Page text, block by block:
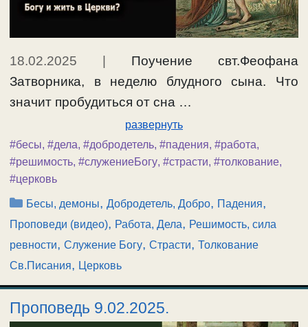
18.02.2025 | Поучение свт.Феофана
Затворника, в неделю блудного сына. Что
значит пробудиться от сна …
развернуть
#бесы, #дела, #добродетель, #падения, #работа,
#решимость, #служениеБогу, #страсти, #толкование,
#церковь
Рубрики
Бесы, демоны,Добродетель, Добро, Падения,
Проповеди (видео), Работа, Дела, Решимость, сила
ревности, Служение Богу, Страсти, Толкование
Св.Писания, Церковь
Проповедь 9.02.2025.